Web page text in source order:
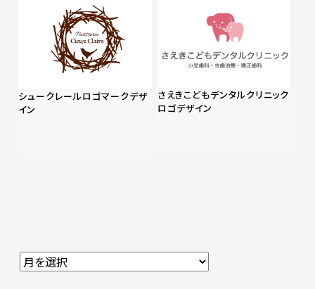
シュークレールロゴマークデザ
イン
さえきこどもデンタルクリニック
ロゴデザイン